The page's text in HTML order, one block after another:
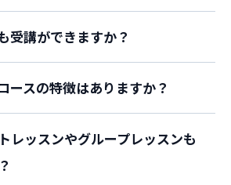
受講ができますか？
ースの特徴はありますか？
レッスンやグループレッスンも